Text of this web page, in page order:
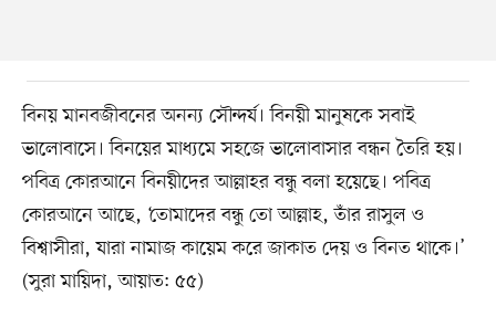
বিনয় মানবজীবনের অনন্য সৌন্দর্য। বিনয়ী মানুষকে সবাই
ভালোবাসে। বিনয়ের মাধ্যমে সহজে ভালোবাসার বন্ধন তৈরি হয়।
পবিত্র কোরআনে বিনয়ীদের আল্লাহর বন্ধু বলা হয়েছে। পবিত্র
কোরআনে আছে, ‘তোমাদের বন্ধু তো আল্লাহ, তাঁর রাসুল ও
বিশ্বাসীরা, যারা নামাজ কায়েম করে জাকাত দেয় ও বিনত থাকে।’
(সুরা মায়িদা, আয়াত: ৫৫)